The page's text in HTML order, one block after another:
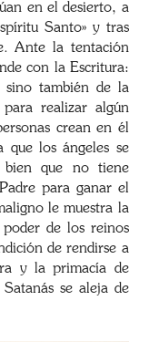
en el desierto, a
Santo» y tras
Ante la tentación
con la Escritura:
también de la
realizar algún
crean en él
que los ángeles se
bien que no tiene
para ganar el
le muestra la
de los reinos
de rendirse a
y la primacía de
se aleja de